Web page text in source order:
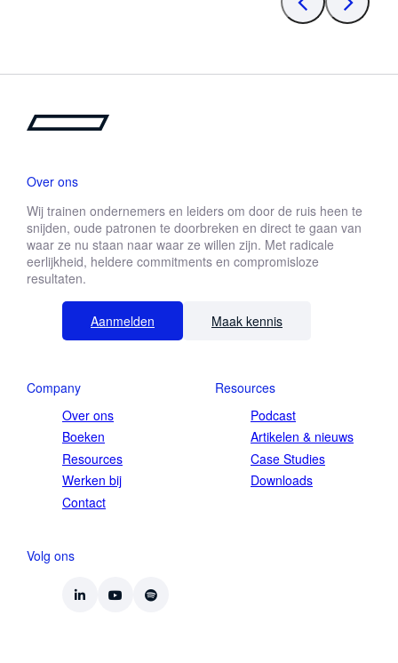
Over ons
Wij trainen ondernemers en leiders om door de ruis heen te
snijden, oude patronen te doorbreken en direct te gaan van
waar ze nu staan naar waar ze willen zijn. Met radicale
eerlijkheid, heldere commitments en compromisloze
resultaten.
Aanmelden Maak kennis
Company
Over ons
Boeken
Resources
Werken bij
Contact
Resources
Podcast
Artikelen & nieuws
Case Studies
Downloads
Volg ons